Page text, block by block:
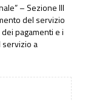
– Sezione III
del servizio
pagamenti e i
servizio a